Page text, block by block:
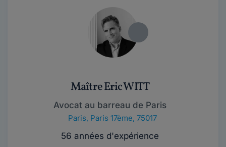
Maître Eric WITT
Avocat au barreau de Paris
Paris, Paris 17ème, 75017
56 années d'expérience